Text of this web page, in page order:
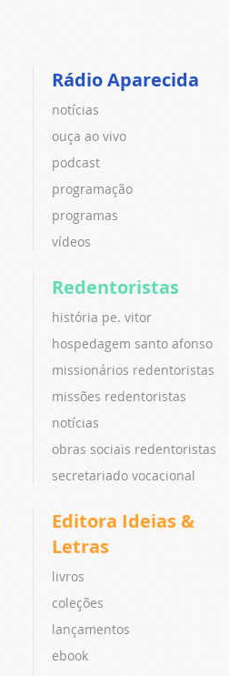
Rádio Aparecida
notícias
ouça ao vivo
podcast
programação
programas
vídeos
Redentoristas
história pe. vitor
hospedagem santo afonso
missionários redentoristas
missões redentoristas
notícias
obras sociais redentoristas
secretariado vocacional
Editora Ideias &
Letras
livros
coleções
lançamentos
ebook